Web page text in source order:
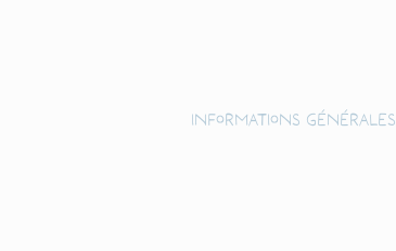
Informations générales